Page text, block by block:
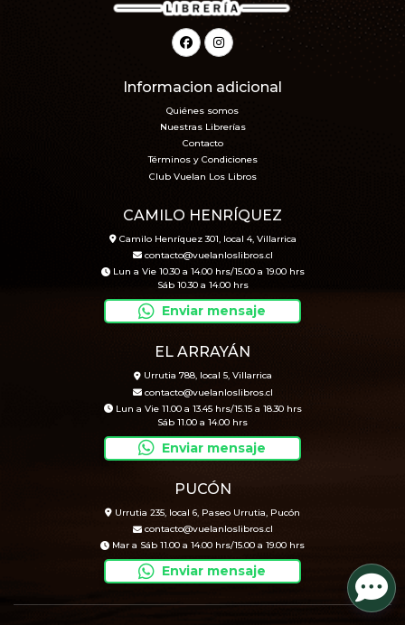
Informacion adicional
Quiénes somos
Nuestras Librerías
Contacto
Términos y Condiciones
Club Vuelan Los Libros
CAMILO HENRÍQUEZ
Camilo Henríquez 301, local 4, Villarrica
contacto@vuelanloslibros.cl
Lun a Vie 10.30 a 14.00 hrs/15.00 a 19.00 hrs
Sáb 10.30 a 14.00 hrs
Enviar mensaje
EL ARRAYÁN
Urrutia 788, local 5, Villarrica
contacto@vuelanloslibros.cl
Lun a Vie 11.00 a 13.45 hrs/15.15 a 18.30 hrs
Sáb 11.00 a 14.00 hrs
Enviar mensaje
PUCÓN
Urrutia 235, local 6, Paseo Urrutia, Pucón
contacto@vuelanloslibros.cl
Mar a Sáb 11.00 a 14.00 hrs/15.00 a 19.00 hrs
Enviar mensaje